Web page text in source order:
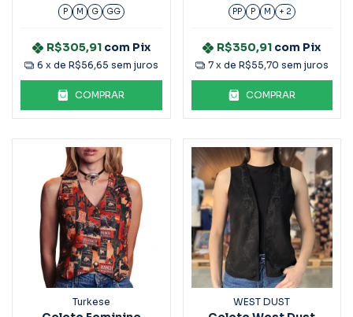
P M G GG
R$305,91 com Pix
6 x de R$56,65 sem juros
COMPRAR
CT06605
PP P M + 2
R$350,91 com Pix
7 x de R$55,70 sem juros
COMPRAR
Turkese WEST DUST